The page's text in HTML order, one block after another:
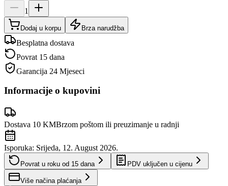
1
Dodaj u korpu Brza narudžba
Besplatna dostava
Povrat 15 dana
Garancija 24 Mjeseci
Informacije o kupovini
Dostava 10 KMBrzom poštom ili preuzimanje u radnji
Isporuka: Srijeda, 12. August 2026.
Povrat u roku od 15 dana PDV uključen u cijenu
Više načina plaćanja